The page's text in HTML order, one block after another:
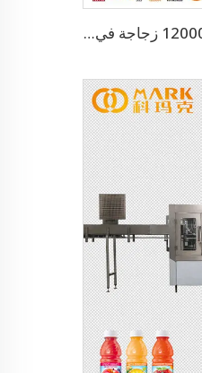
ماكينة وسم عالية السرعة بسرعة 12000 زجاجة في الساعة باستخدام ملصقات لاصقة ذائبة حرارياً من نوع OPP